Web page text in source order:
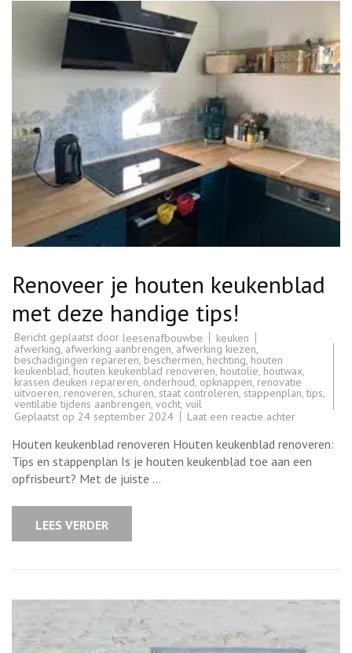
Renoveer je houten keukenblad
met deze handige tips!
Bericht geplaatst door leesenafbouwbe
keuken
afwerking, afwerking aanbrengen, afwerking kiezen,
beschadigingen repareren, beschermen, hechting, houten
keukenblad, houten keukenblad renoveren, houtolie, houtwax,
krassen deuken repareren, onderhoud, opknappen, renovatie
uitvoeren, renoveren, schuren, staat controleren, stappenplan,tips,
ventilatie tijdens aanbrengen, vocht, vuil
Geplaatst op 24 september 2024 Laat een reactie achterop
houten
keukenblad
met
Houten keukenblad renoveren Houten keukenblad renoveren:
Tips en stappenplan Is je houten keukenblad toe aan een
opfrisbeurt? Met de juiste …
LEES VERDER